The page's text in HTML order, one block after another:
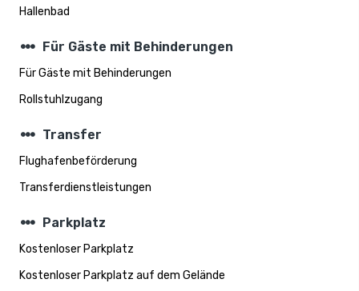
Hallenbad
steppers Für Gäste mit Behinderungen
Für Gäste mit Behinderungen
Rollstuhlzugang
steppers Transfer
Flughafenbeförderung
Transferdienstleistungen
steppers Parkplatz
Kostenloser Parkplatz
Kostenloser Parkplatz auf dem Gelände